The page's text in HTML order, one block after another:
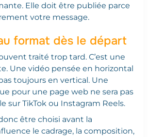
Elle doit être publiée parce
votre message.
format dès le départ
traité trop tard. C’est une
Une vidéo pensée en horizontal
toujours en vertical. Une
pour une page web ne sera pas
sur TikTok ou Instagram Reels.
être choisi avant la
le cadrage, la composition,